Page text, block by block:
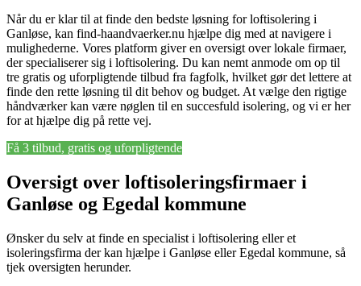
Når du er klar til at finde den bedste løsning for loftisolering i
Ganløse, kan find-haandvaerker.nu hjælpe dig med at navigere i
mulighederne. Vores platform giver en oversigt over lokale firmaer,
der specialiserer sig i loftisolering. Du kan nemt anmode om op til
tre gratis og uforpligtende tilbud fra fagfolk, hvilket gør det lettere at
finde den rette løsning til dit behov og budget. At vælge den rigtige
håndværker kan være nøglen til en succesfuld isolering, og vi er her
for at hjælpe dig på rette vej.
Få 3 tilbud, gratis og uforpligtende
Oversigt over loftisoleringsfirmaer i
Ganløse og Egedal kommune
Ønsker du selv at finde en specialist i loftisolering eller et
isoleringsfirma der kan hjælpe i Ganløse eller Egedal kommune, så
tjek oversigten herunder.